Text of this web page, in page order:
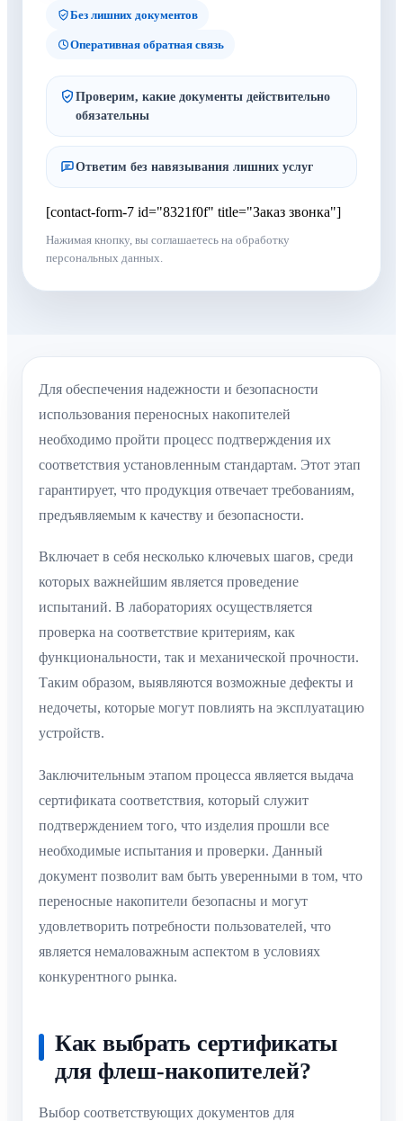
Без лишних документов
Оперативная обратная связь
Проверим, какие документы действительно
обязательны
Ответим без навязывания лишних услуг
[contact-form-7 id="8321f0f" title="Заказ звонка"]
Нажимая кнопку, вы соглашаетесь на обработку
персональных данных.
Для обеспечения надежности и безопасности
использования переносных накопителей
необходимо пройти процесс подтверждения их
соответствия установленным стандартам. Этот этап
гарантирует, что продукция отвечает требованиям,
предъявляемым к качеству и безопасности.
Включает в себя несколько ключевых шагов, среди
которых важнейшим является проведение
испытаний. В лабораториях осуществляется
проверка на соответствие критериям, как
функциональности, так и механической прочности.
Таким образом, выявляются возможные дефекты и
недочеты, которые могут повлиять на эксплуатацию
устройств.
Заключительным этапом процесса является выдача
сертификата соответствия, который служит
подтверждением того, что изделия прошли все
необходимые испытания и проверки. Данный
документ позволит вам быть уверенными в том, что
переносные накопители безопасны и могут
удовлетворить потребности пользователей, что
является немаловажным аспектом в условиях
конкурентного рынка.
Как выбрать сертификаты
для флеш-накопителей?
Выбор соответствующих документов для